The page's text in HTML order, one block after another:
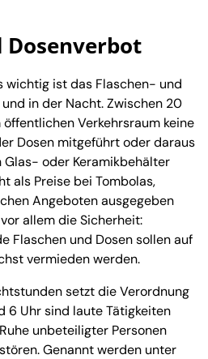
Dosenverbot
wichtig ist das Flaschen- und
in der Nacht. Zwischen 20
Verkehrsraum keine
Dosen mitgeführt oder daraus
Glas- oder Keramikbehälter
als Preise bei Tombolas,
Angeboten ausgegeben
allem die Sicherheit:
Flaschen und Dosen sollen auf
vermieden werden.
setzt die Verordnung
6 Uhr sind laute Tätigkeiten
unbeteiligter Personen
Genannt werden unter